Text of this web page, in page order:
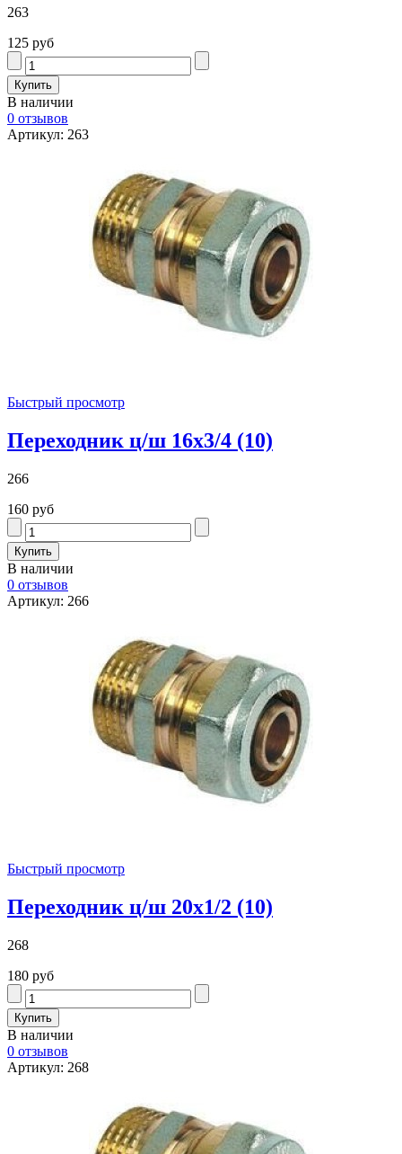
263
125 руб
В наличии
0 отзывов
Артикул: 263
Быстрый просмотр
Переходник ц/ш 16х3/4 (10)
266
160 руб
В наличии
0 отзывов
Артикул: 266
Быстрый просмотр
Переходник ц/ш 20х1/2 (10)
268
180 руб
В наличии
0 отзывов
Артикул: 268